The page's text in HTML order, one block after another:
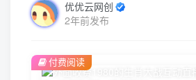
优优云网创
2年前发布
付费阅读